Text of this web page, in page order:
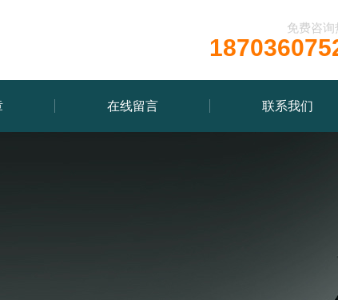
免费咨询
在线留言 联系我们